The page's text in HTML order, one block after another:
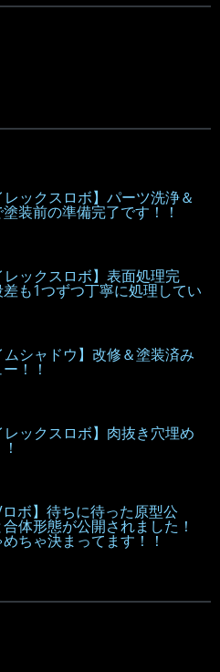
レックスロボ】パーツ洗浄＆
装前の準備完了です！！
レックスロボ】表面処理完
も1つずつ丁寧に処理してい
ムシャドウ】改修＆塗装済み
！！
レックスロボ】肉抜き穴埋め
ロボ】待ちに待った原型公
体形態が公開されました！
ちゃ決まってます！！